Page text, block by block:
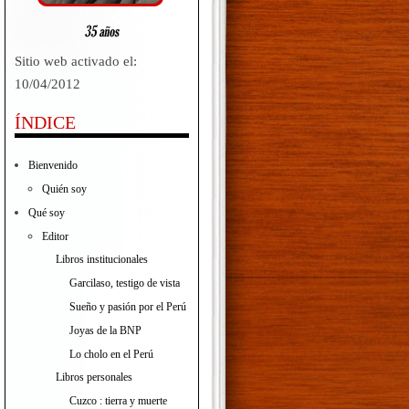
Sitio web activado el:
10/04/2012
ÍNDICE
Bienvenido
Quién soy
Qué soy
Editor
Libros institucionales
Garcilaso, testigo de vista
Sueño y pasión por el Perú
Joyas de la BNP
Lo cholo en el Perú
Libros personales
Cuzco : tierra y muerte